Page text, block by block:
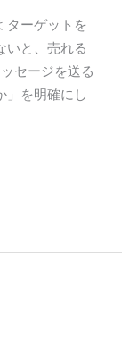
ターゲットを
いと、売れる
セージを送る
」を明確にし